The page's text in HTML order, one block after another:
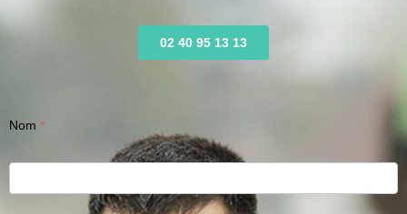
02 40 95 13 13
Nom